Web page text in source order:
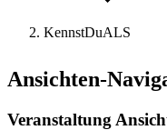
KennstDuALS
Veranstaltungen
Ansichten-
Veranstaltung